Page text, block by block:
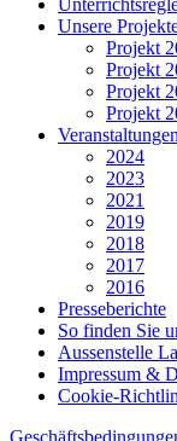
Unsere
Projekt
Projekt
Projekt
Projekt
Veranstaltungen
2024
2023
2021
2019
2018
2017
2016
Presseberichte
So finden Sie
Aussenstelle
Impressum &
Cookie-